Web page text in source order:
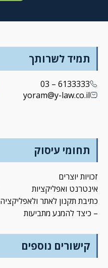
תמיד לשרותך
6133333 – 03
yoram@y-law.co.il
תחומי עיסוק
זכויות יוצרים
אינטרנט ואפליקציות
כתיבת תקנון לאתר ולאפליקציה
– כיצד להמנע מתביעות
קישורים נוספים